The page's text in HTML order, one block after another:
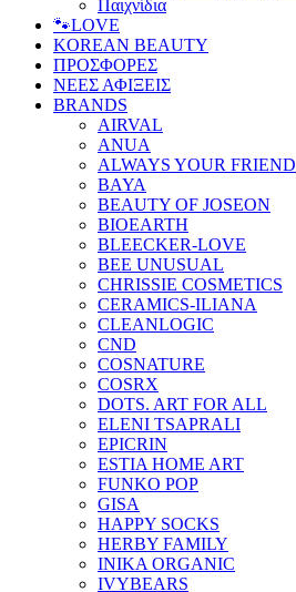
Παιχνίδια
🐾LOVE
KOREAN BEAUTY
ΠΡΟΣΦΟΡΕΣ
ΝΕΕΣ ΑΦΙΞΕΙΣ
BRANDS
AIRVAL
ANUA
ALWAYS YOUR FRIEND
BAYA
BEAUTY OF JOSEON
BIOEARTH
BLEECKER-LOVE
BEE UNUSUAL
CHRISSIE COSMETICS
CERAMICS-ILIANA
CLEANLOGIC
CND
COSNATURE
COSRX
DOTS. ART FOR ALL
ELENI TSAPRALI
EPICRIN
ESTIA HOME ART
FUNKO POP
GISA
HAPPY SOCKS
HERBY FAMILY
INIKA ORGANIC
IVYBEARS